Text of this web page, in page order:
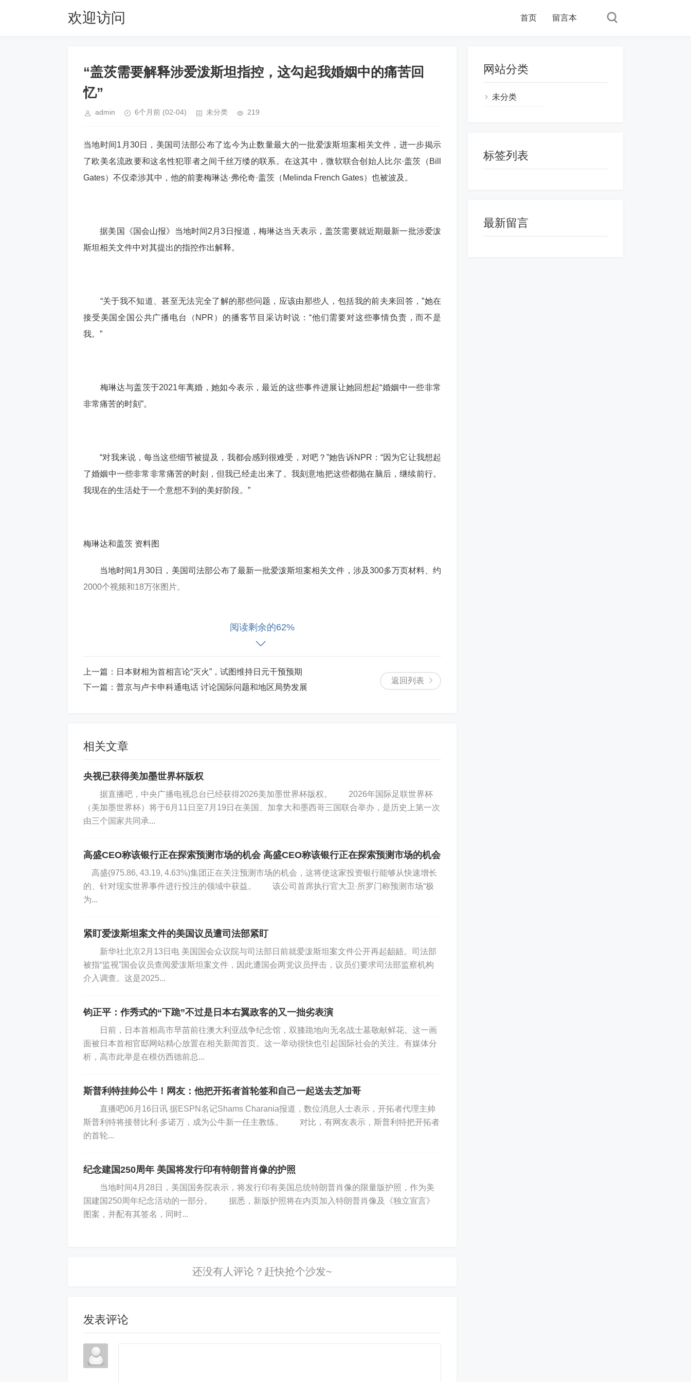
欢迎访问 首页 留言本
“盖茨需要解释涉爱泼斯坦指控，这勾起我婚姻中的痛苦回
忆”
admin 6个月前 (02-04) 未分类 219
当地时间1月30日，美国司法部公布了迄今为止数量最大的一批爱泼斯坦案相关文件，进一步揭示
了欧美名流政要和这名性犯罪者之间千丝万缕的联系。在这其中，微软联合创始人比尔·盖茨（Bill
Gates）不仅牵涉其中，他的前妻梅琳达·弗伦奇·盖茨（Melinda French Gates）也被波及。
据美国《国会山报》当地时间2月3日报道，梅琳达当天表示，盖茨需要就近期最新一批涉爱泼
斯坦相关文件中对其提出的指控作出解释。
“关于我不知道、甚至无法完全了解的那些问题，应该由那些人，包括我的前夫来回答，”她在
接受美国全国公共广播电台（NPR）的播客节目采访时说：“他们需要对这些事情负责，而不是
我。”
梅琳达与盖茨于2021年离婚，她如今表示，最近的这些事件进展让她回想起“婚姻中一些非常
非常痛苦的时刻”。
“对我来说，每当这些细节被提及，我都会感到很难受，对吧？”她告诉NPR：“因为它让我想起
了婚姻中一些非常非常痛苦的时刻，但我已经走出来了。我刻意地把这些都抛在脑后，继续前行。
我现在的生活处于一个意想不到的美好阶段。”
梅琳达和盖茨 资料图
当地时间1月30日，美国司法部公布了最新一批爱泼斯坦案相关文件，涉及300多万页材料、约
2000个视频和18万张图片。
据英国《金融时报》此前报道，在其中一批来自疑似爱泼斯坦账户的电子邮件中，相关内容声
称，微软联合创始人盖茨与“俄罗斯女孩”发生性关系后，曾试图向妻子梅琳达隐瞒自己患上性病的
事实。
来而心生不满。
邮件中写道：“更过分的是，你后来还眼含泪水恳求我，让我删掉所有关于你患上性病的邮件、
你让我帮你弄抗生素偷偷给梅琳达服用的请求，还有你对自己生殖器的描述。”
另一封邮件写道：“我曾受人所托，还错误地答应参与诸多事情，这些事轻则有违道德，重则触
犯伦理……从帮比尔获取药物，以应对他与俄罗斯女孩发生性关系带来的后果，到为他与已婚女性
的秘密幽会牵线搭桥，甚至还被要求为桥牌比赛提供阿德拉（一种中枢神经兴奋剂）。”
美国国会众议院监督委员会此前公布的文件中，出现盖茨与年轻女性的合照。 《金融时报》
对此，盖茨的发言人回应称，这些指控“完全荒谬且纯属捏造”，并补充道：“这些文件唯一能证
的知名人士还包括美国总统特朗普、美国前总统克林顿、美国商务部长卢特尼克、特斯拉CEO马斯
克、谷歌联合创始人谢尔盖·布林、英国维珍集团创始人理查德·布兰森、英国安德鲁王子、挪威王
储妃等等。他们此前都或多或少被曝光和爱泼斯坦有往来。
普有关的性侵犯指控清单，很多涉及匿名来电者和未经证实的举报。特朗普长期以来一直否认与爱
泼斯坦有任何不当行为。
阅读剩余的62%
返回列表
上一篇： 日本财相为首相言论“灭火”，试图维持日元干预预期
下一篇： 普京与卢卡申科通电话 讨论国际问题和地区局势发展
相关文章
央视已获得美加墨世界杯版权
据直播吧，中央广播电视总台已经获得2026美加墨世界杯版权。 2026年国际足联世界杯
（美加墨世界杯）将于6月11日至7月19日在美国、加拿大和墨西哥三国联合举办，是历史上第一次
由三个国家共同承...
高盛CEO称该银行正在探索预测市场的机会 高盛CEO称该银行正在探索预测市场的机会
高盛(975.86, 43.19, 4.63%)集团正在关注预测市场的机会，这将使这家投资银行能够从快速增长
的、针对现实世界事件进行投注的领域中获益。 该公司首席执行官大卫·所罗门称预测市场“极
为...
紧盯爱泼斯坦案文件的美国议员遭司法部紧盯
新华社北京2月13日电 美国国会众议院与司法部日前就爱泼斯坦案文件公开再起龃龉。司法部
被指“监视”国会议员查阅爱泼斯坦案文件，因此遭国会两党议员抨击，议员们要求司法部监察机构
介入调查。这是2025...
钧正平：作秀式的“下跪”不过是日本右翼政客的又一拙劣表演
日前，日本首相高市早苗前往澳大利亚战争纪念馆，双膝跪地向无名战士墓敬献鲜花。这一画
面被日本首相官邸网站精心放置在相关新闻首页。这一举动很快也引起国际社会的关注。有媒体分
析，高市此举是在模仿西德前总...
斯普利特挂帅公牛！网友：他把开拓者首轮签和自己一起送去芝加哥
直播吧06月16日讯 据ESPN名记Shams Charania报道，数位消息人士表示，开拓者代理主帅
斯普利特将接替比利·多诺万，成为公牛新一任主教练。 对比，有网友表示，斯普利特把开拓者
的首轮...
纪念建国250周年 美国将发行印有特朗普肖像的护照
当地时间4月28日，美国国务院表示，将发行印有美国总统特朗普肖像的限量版护照，作为美
国建国250周年纪念活动的一部分。 据悉，新版护照将在内页加入特朗普肖像及《独立宣言》
图案，并配有其签名，同时...
发表评论
网站分类
未分类
标签列表
最新留言